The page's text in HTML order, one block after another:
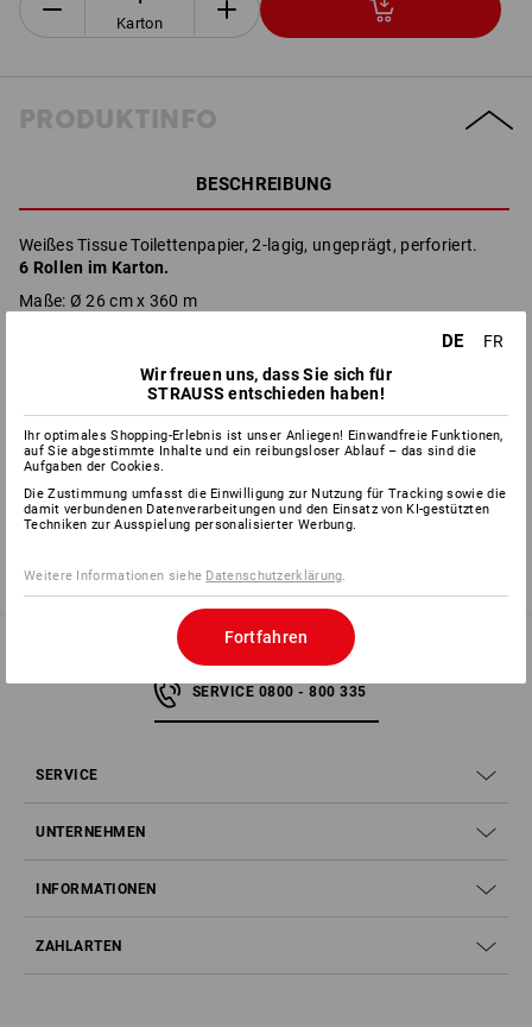
Karton
PRODUKTINFO
BESCHREIBUNG
Weißes Tissue Toilettenpapier, 2-lagig, ungeprägt, perforiert.
6 Rollen im Karton.
Maße: Ø 26 cm x 360 m
Herstellerinformation:Essity Professional Hygiene Germany
GmbH | Sandhofer Strasse 176 | DE 68305 Mannheim |
info.deutschland@essity.com
SERVICE 0800 - 800 335
SERVICE
UNTERNEHMEN
INFORMATIONEN
ZAHLARTEN
DE
FR
Wir freuen uns, dass Sie sich für
STRAUSS entschieden haben!
Ihr optimales Shopping-Erlebnis ist unser Anliegen! Einwandfreie Funktionen,
auf Sie abgestimmte Inhalte und ein reibungsloser Ablauf – das sind die
Aufgaben der Cookies.
Die Zustimmung umfasst die Einwilligung zur Nutzung für Tracking sowie die
damit verbundenen Datenverarbeitungen und den Einsatz von KI-gestützten
Techniken zur Ausspielung personalisierter Werbung.
Weitere Informationen siehe Datenschutzerklärung
Fortfahren